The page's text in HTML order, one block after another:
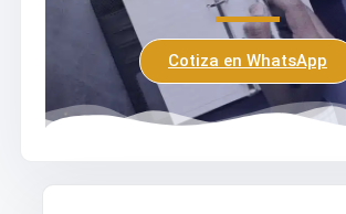
Cotiza en WhatsApp